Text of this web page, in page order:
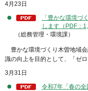
4月23日
「豊かな環境
します（PDF：
（総務管理・環境課）
豊かな環境づくり木曽地域
識の向上を目的として、「ゼ
3月31日
令和7年「春の全